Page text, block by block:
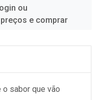
ou
e comprar
sabor que vão